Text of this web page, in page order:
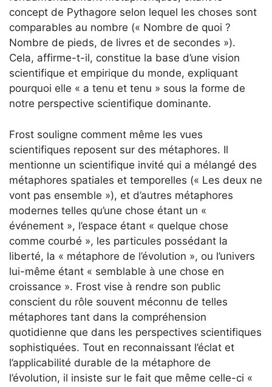
concept de Pythagore selon lequel les choses sont
comparables au nombre (« Nombre de quoi ?
Nombre de pieds, de livres et de secondes »).
Cela, affirme-t-il, constitue la base d’une vision
scientifique et empirique du monde, expliquant
pourquoi elle « a tenu et tenu » sous la forme de
notre perspective scientifique dominante.
Frost souligne comment même les vues
scientifiques reposent sur des métaphores. Il
mentionne un scientifique invité qui a mélangé des
métaphores spatiales et temporelles (« Les deux ne
vont pas ensemble »), et d’autres métaphores
modernes telles qu’une chose étant un «
événement », l’espace étant « quelque chose
comme courbé », les particules possédant la
liberté, la « métaphore de l’évolution », ou l’univers
lui-même étant « semblable à une chose en
croissance ». Frost vise à rendre son public
conscient du rôle souvent méconnu de telles
métaphores tant dans la compréhension
quotidienne que dans les perspectives scientifiques
sophistiquées. Tout en reconnaissant l’éclat et
l’applicabilité durable de la métaphore de
l’évolution, il insiste sur le fait que même celle-ci «